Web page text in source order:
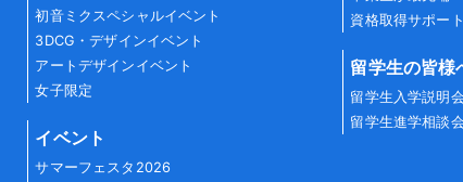
初音ミクスペシャルイベント
3DCG・デザインイベント
アートデザインイベント
女子限定
イベント
サマーフェスタ2026
資格取得サポート
留学生の皆様
留学生入学説明会
留学生進学相談会